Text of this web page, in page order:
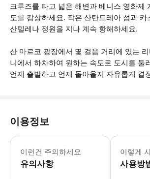
크루즈를 타고 넓은 해변과 베니스 영화제
도를 감상하세요. 작은 산탄드레아 섬과 카
산텔레나 정원을 지나 계속 항해하세요.
산 마르코 광장에서 몇 걸음 거리에 있는
니에서 하차하여 원하는 속도로 도시를 둘
언제 출발하고 언제 돌아올지 자유롭게 결
이용정보
이런건 주의하세요
유의사항
출발 시각: 4
이렇게
사용방